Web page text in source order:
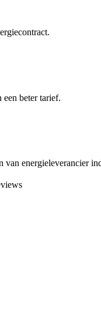
beter tarief.
energieleverancier